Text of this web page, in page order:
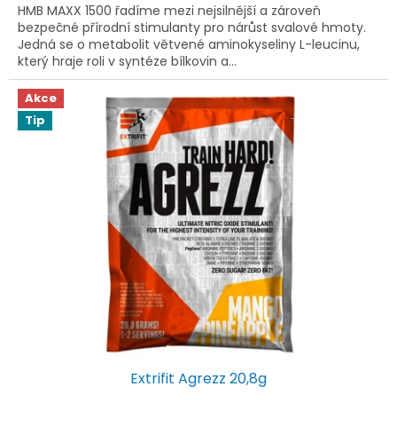
z
5
hvězdiček.
HMB MAXX 1500 řadíme mezi nejsilnější a zároveň
bezpečné přírodní stimulanty pro nárůst svalové hmoty.
Jedná se o metabolit větvené aminokyseliny L-leucinu,
který hraje roli v syntéze bílkovin a...
Akce
Tip
Extrifit Agrezz 20,8g